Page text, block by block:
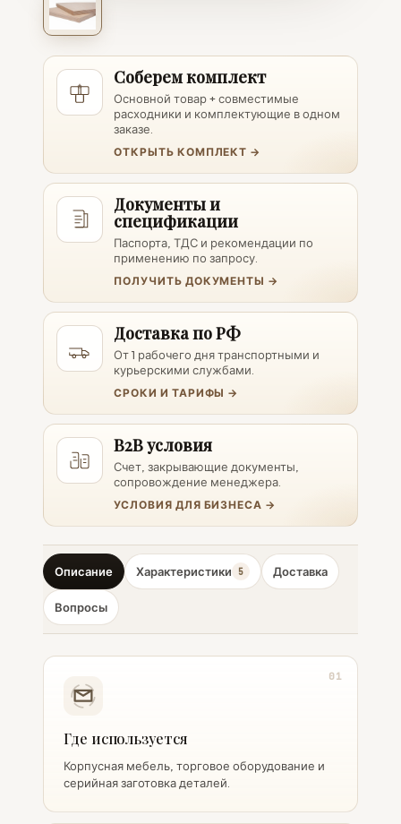
Соберем комплект
Основной товар + совместимые
расходники и комплектующие в одном
заказе.
ОТКРЫТЬ КОМПЛЕКТ →
Документы и
спецификации
Паспорта, ТДС и рекомендации по
применению по запросу.
ПОЛУЧИТЬ ДОКУМЕНТЫ →
Доставка по РФ
От 1 рабочего дня транспортными и
курьерскими службами.
СРОКИ И ТАРИФЫ →
B2B условия
Счет, закрывающие документы,
сопровождение менеджера.
УСЛОВИЯ ДЛЯ БИЗНЕСА →
Описание Характеристики 5 Доставка
Вопросы
01
Где используется
Корпусная мебель, торговое оборудование и
серийная заготовка деталей.